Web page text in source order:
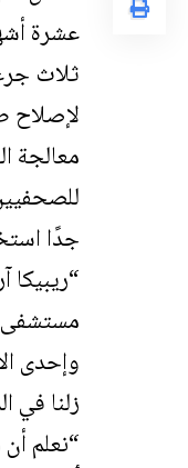
عشرة
ثلاث
لإصلاح
معالجة
جدًا
مستشفى
وإحدى
زلنا في
“نعلم